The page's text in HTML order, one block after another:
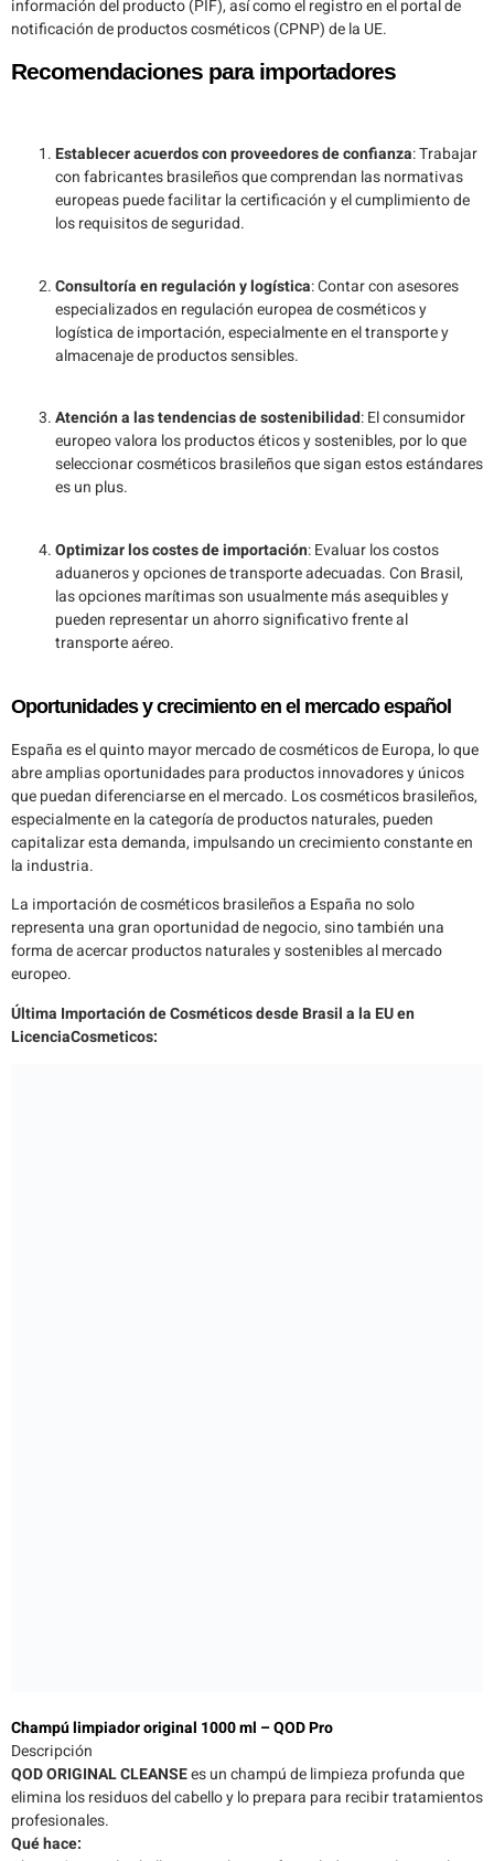
información del producto (PIF), así como el registro en el portal de
notificación de productos cosméticos (CPNP) de la UE.
Recomendaciones para importadores
Establecer acuerdos con proveedores de confianza: Trabajar
con fabricantes brasileños que comprendan las normativas
europeas puede facilitar la certificación y el cumplimiento de
los requisitos de seguridad.
Consultoría en regulación y logística: Contar con asesores
especializados en regulación europea de cosméticos y
logística de importación, especialmente en el transporte y
almacenaje de productos sensibles.
Atención a las tendencias de sostenibilidad: El consumidor
europeo valora los productos éticos y sostenibles, por lo que
seleccionar cosméticos brasileños que sigan estos estándares
es un plus.
Optimizar los costes de importación: Evaluar los costos
aduaneros y opciones de transporte adecuadas. Con Brasil,
las opciones marítimas son usualmente más asequibles y
pueden representar un ahorro significativo frente al
transporte aéreo.
Oportunidades y crecimiento en el mercado español
España es el quinto mayor mercado de cosméticos de Europa, lo que
abre amplias oportunidades para productos innovadores y únicos
que puedan diferenciarse en el mercado. Los cosméticos brasileños,
especialmente en la categoría de productos naturales, pueden
capitalizar esta demanda, impulsando un crecimiento constante en
la industria.
La importación de cosméticos brasileños a España no solo
representa una gran oportunidad de negocio, sino también una
forma de acercar productos naturales y sostenibles al mercado
europeo.
Última Importación de Cosméticos desde Brasil a la EU en
LicenciaCosmeticos:
Champú limpiador original 1000 ml – QOD Pro
Descripción
QOD ORIGINAL CLEANSEes un champú de limpieza profunda que
elimina los residuos del cabello y lo prepara para recibir tratamientos
profesionales.
Qué hace: